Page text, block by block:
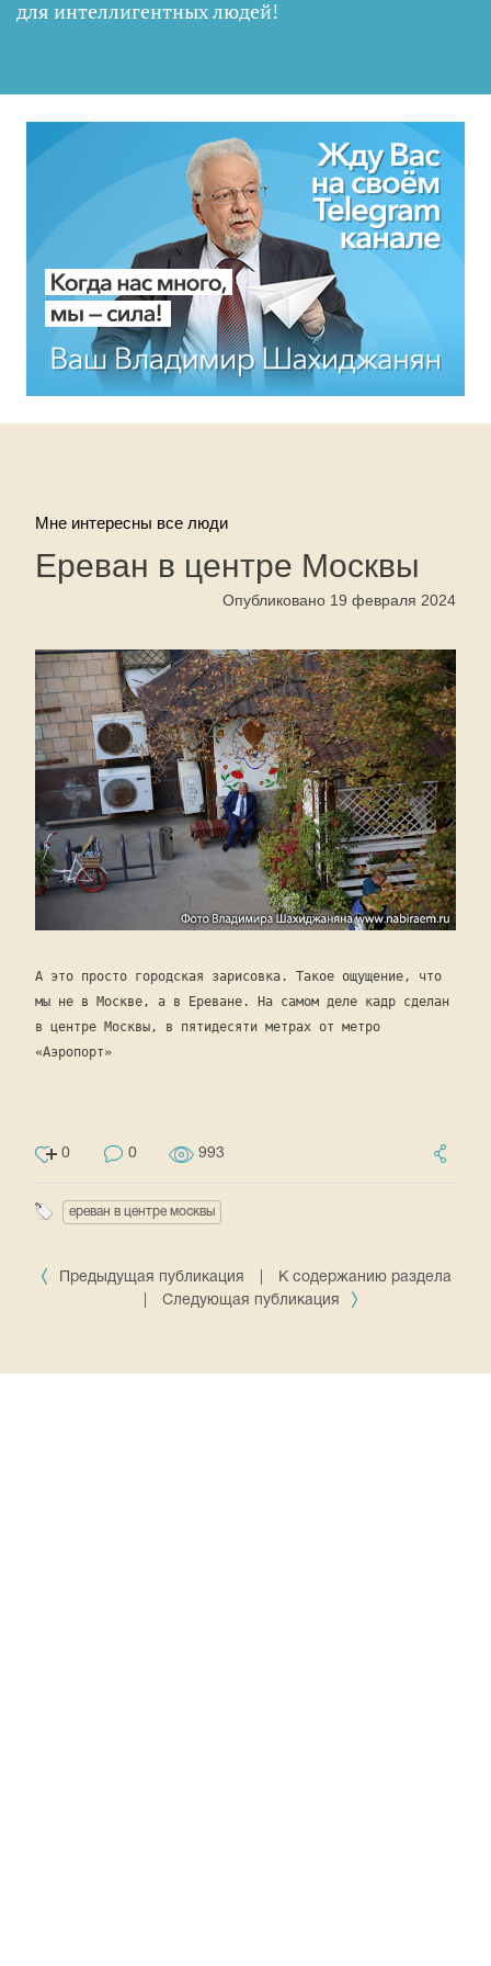
для интеллигентных людей!
Мне интересны все люди
Ереван в центре Москвы
Опубликовано 19 февраля 2024
А это просто городская зарисовка. Такое ощущение, что
мы не в Москве, а в Ереване. На самом деле кадр сделан
в центре Москвы, в пятидесяти метрах от метро
«Аэропорт»
0 0 993
ереван в центре москвы
Предыдущая публикация
К содержанию раздела
Следующая публикация